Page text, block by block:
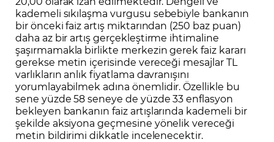
kademeli sıkılaşma vurgusu sebebiyle bankanın
bir önceki faiz artış miktarından (250 baz puan)
daha az bir artış gerçekleştirme ihtimaline
şaşırmamakla birlikte merkezin gerek faiz kararı
gerekse metin içerisinde vereceği mesajlar TL
varlıkların anlık fiyatlama davranışını
yorumlayabilmek adına önemlidir. Özellikle bu
sene yüzde 58 seneye de yüzde 33 enflasyon
bekleyen bankanın faiz artışlarında kademeli bir
şekilde aksiyona geçmesine yönelik vereceği
metin bildirimi dikkatle incelenecektir.